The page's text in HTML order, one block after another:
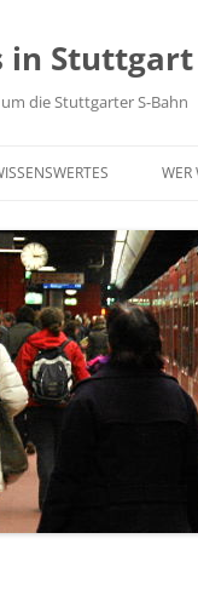
in Stuttgart
die Stuttgarter S-Bahn
WER